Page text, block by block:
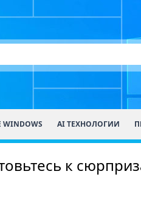
AI ТЕХНОЛОГИИ
к